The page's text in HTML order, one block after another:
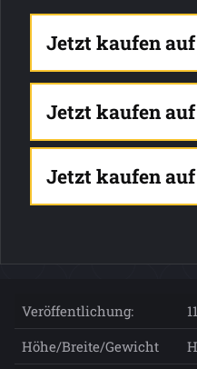
Jetzt kaufen auf
Jetzt kaufen auf
Jetzt kaufen auf
Veröffentlichung:
Höhe/Breite/Gewicht